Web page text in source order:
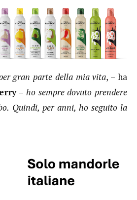
gran parte della mia vita, – ha
– ho sempre dovuto prendere
Quindi, per anni, ho seguito la